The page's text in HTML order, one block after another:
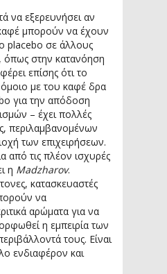
να εξερευνήσει αν
μπορούν να έχουν
placebo σε άλλους
στην κατανόηση
επίσης ότι το
με του καφέ δρα
για την απόδοση
– έχει πολλές
περιλαμβανομένων
των επιχειρήσεων.
από τις πλέον ισχυρές
η Madzharov.
κατασκευαστές
να
αρώματα για να
η εμπειρία των
τους. Είναι
ενδιαφέρον και